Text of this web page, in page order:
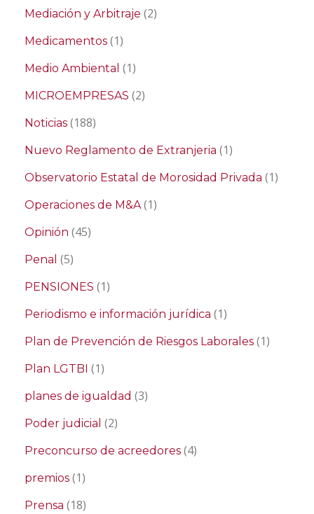
Mediación y Arbitraje (2)
Medicamentos (1)
Medio Ambiental (1)
MICROEMPRESAS (2)
Noticias (188)
Nuevo Reglamento de Extranjeria (1)
Observatorio Estatal de Morosidad Privada (1)
Operaciones de M&A(1)
Opinión (45)
Penal (5)
PENSIONES (1)
Periodismo e información jurídica (1)
Plan de Prevención de Riesgos Laborales (1)
Plan LGTBI (1)
planes de igualdad (3)
Poder judicial (2)
Preconcurso de acreedores (4)
premios (1)
Prensa (18)